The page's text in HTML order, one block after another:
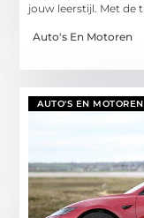
jouw leerstijl. Met de
Auto's En Motoren
AUTO'S EN MOTOREN